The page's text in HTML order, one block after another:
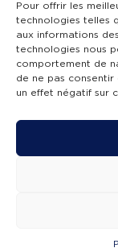
Pour offrir les
technologies telles
aux informations
technologies nous
comportement de
de ne pas
un effet négatif sur